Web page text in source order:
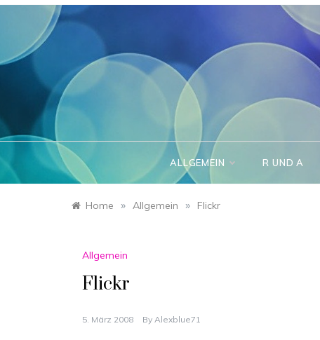
Skip
ALLGEMEIN R UND A
Home » Allgemein » Flickr
Allgemein
Flickr
5. März 2008 By Alexblue71